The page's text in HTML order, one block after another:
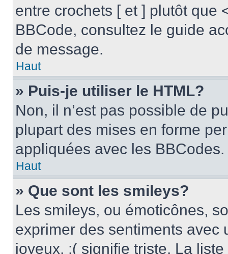
entre crochets [ et ] plutôt que
BBCode, consultez le guide
de message.
Haut
» Puis-je utiliser le HTML?
Non, il n’est pas possible de
plupart des mises en forme
appliquées avec les BBCodes.
Haut
» Que sont les smileys?
Les smileys, ou émoticônes,
exprimer des sentiments avec
joyeux, :( signifie triste. La